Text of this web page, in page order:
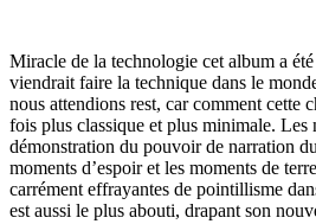
Miracle de la technologie cet album a
viendrait faire la technique dans le
nous attendions rest, car comment cette
fois plus classique et plus minimale. Les
démonstration du pouvoir de narration
moments d’espoir et les moments de
carrément effrayantes de pointillisme
est aussi le plus abouti, drapant son